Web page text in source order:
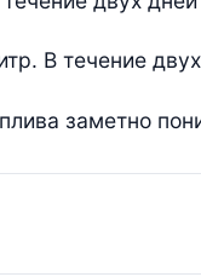
В течение
заметно